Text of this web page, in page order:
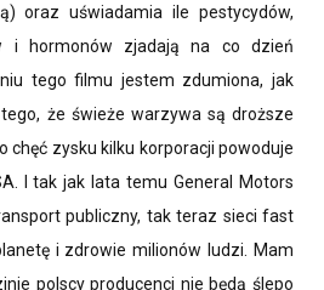
oraz uświadamia ile pestycydów,
i hormonów zjadają na co dzień
tego filmu jestem zdumiona, jak
że świeże warzywa są droższe
chęć zysku kilku korporacji powoduje
I tak jak lata temu General Motors
publiczny, tak teraz sieci fast
i zdrowie milionów ludzi. Mam
polscy producenci nie będą ślepo